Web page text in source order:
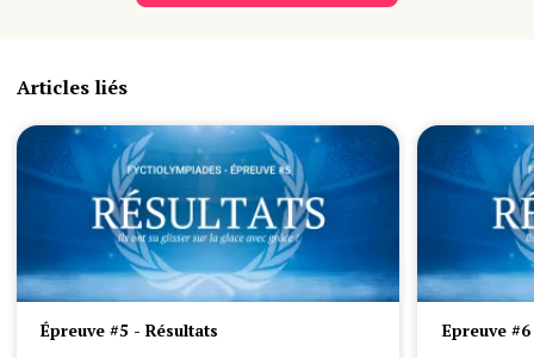
Articles liés
Épreuve #5 - Résultats Epreuve